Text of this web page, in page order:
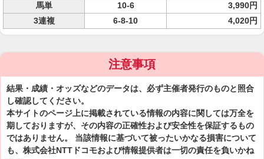
馬単
10-6
3,990円
3連複
6-8-10 4,020円
注意事項
結果・成績・オッズなどのデータは、必ず主催者発行のものと照合
し確認してください。
本サイトのページ上に掲載されている情報の内容に関しては万全を
期しておりますが、その内容の正確性および安全性を保証するもの
ではありません。 当該情報に基づいて被ったいかなる損害について
も、株式会社NTTドコモおよび情報提供者は一切の責任を負いかね